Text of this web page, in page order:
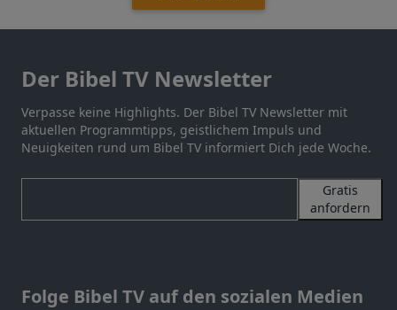
Der Bibel TV Newsletter
Verpasse keine Highlights. Der Bibel TV Newsletter mit
aktuellen Programmtipps, geistlichem Impuls und
Neuigkeiten rund um Bibel TV informiert Dich jede Woche.
Gratis
anfordern
Folge Bibel TV auf den sozialen Medien